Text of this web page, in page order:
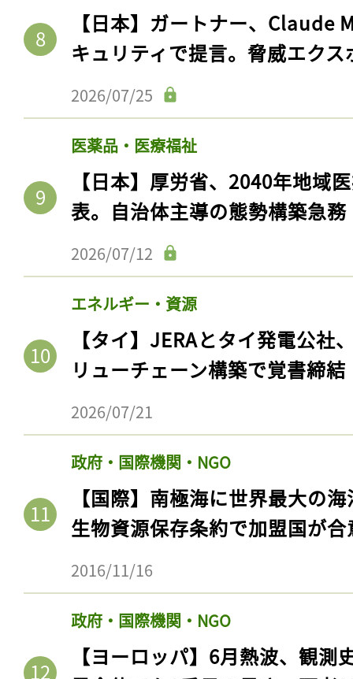
【日本】ガートナー、Claude
キュリティで提言。脅威エク
2026/07/25
医薬品・医療福祉
【日本】厚労省、2040年地域
表。自治体主導の態勢構築急務
2026/07/12
エネルギー・資源
【タイ】JERAとタイ発電公社
リューチェーン構築で覚書締結
2026/07/21
政府・国際機関・NGO
【国際】南極海に世界最大の
生物資源保存条約で加盟国が合
2016/11/16
政府・国際機関・NGO
【ヨーロッパ】6月熱波、観
記事をお気に入りに
ログインが必
ログイン